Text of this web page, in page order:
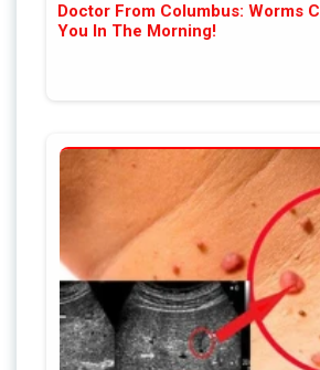
Doctor From Columbus: Worms
You In The Morning!